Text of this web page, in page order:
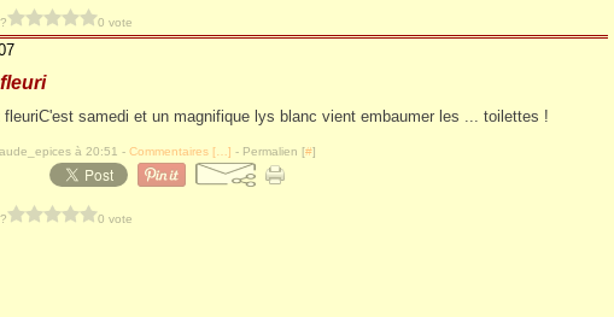
0 vote
C'est samedi et un magnifique lys blanc vient embaumer les ... toilettes !
à 20:51 - Commentaires [ ] - Permalien [#]
0 vote